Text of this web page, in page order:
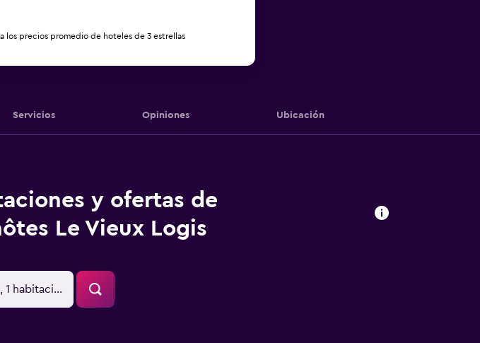
Servicios Opiniones Ubicación
y ofertas de
Le Vieux Logis
1 habitación
a los precios promedio de hoteles de 3 estrellas